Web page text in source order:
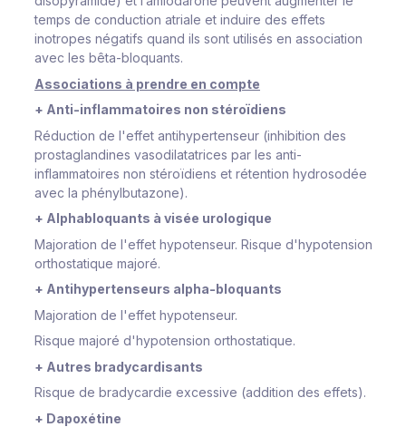
temps de conduction atriale et induire des effets
inotropes négatifs quand ils sont utilisés en association
avec les bêta-bloquants.
Associations à prendre en compte
+ Anti-inflammatoires non stéroïdiens
Réduction de l'effet antihypertenseur (inhibition des
prostaglandines vasodilatatrices par les anti-
inflammatoires non stéroïdiens et rétention hydrosodée
avec la phénylbutazone).
+ Alphabloquants à visée urologique
Majoration de l'effet hypotenseur. Risque d'hypotension
orthostatique majoré.
+ Antihypertenseurs alpha-bloquants
Majoration de l'effet hypotenseur.
Risque majoré d'hypotension orthostatique.
+ Autres bradycardisants
Risque de bradycardie excessive (addition des effets).
+ Dapoxétine